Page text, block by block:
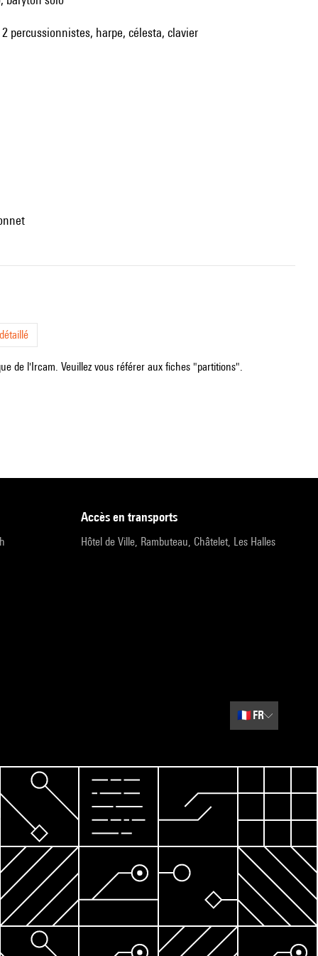
percussionnistes, harpe, célesta, clavier
de l'Ircam. Veuillez vous référer aux fiches "partitions".
accès en transports
Hôtel de Ville, Rambuteau, Châtelet, Les Halles
🇫🇷 FR